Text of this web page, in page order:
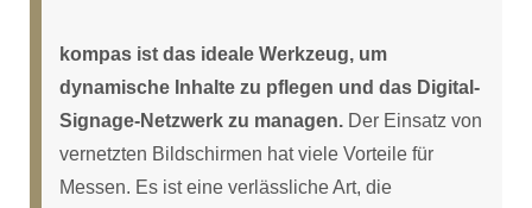
kompas ist das ideale Werkzeug, um
dynamische Inhalte zu pflegen und das Digital-
Signage-Netzwerk zu managen. Der Einsatz von
vernetzten Bildschirmen hat viele Vorteile für
Messen. Es ist eine verlässliche Art, die